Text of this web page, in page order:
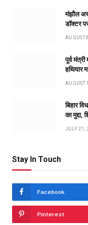
मंझौल
डॉक्टर
AUGUST
पूर्व
हथियार
AUGUST
बिहार
का मुद्दा,
JULY 21,
Stay In Touch
Facebook
Pinterest